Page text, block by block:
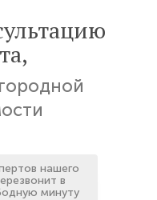
нашего
в
минуту